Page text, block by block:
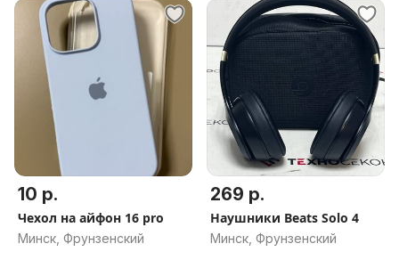
10 р.
Чехол на айфон 16 pro
Минск, Фрунзенский
269 р.
Наушники Beats Solo 4
Минск, Фрунзенский